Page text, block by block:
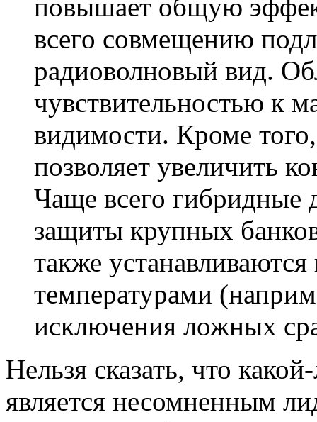
повышает общую
всего совмещению
радиоволновый вид.
чувствительностью к
видимости. Кроме
позволяет увеличить
Чаще всего гибридные
защиты крупных
также
температурами
исключения ложных
Нельзя сказать, что
является несомненным